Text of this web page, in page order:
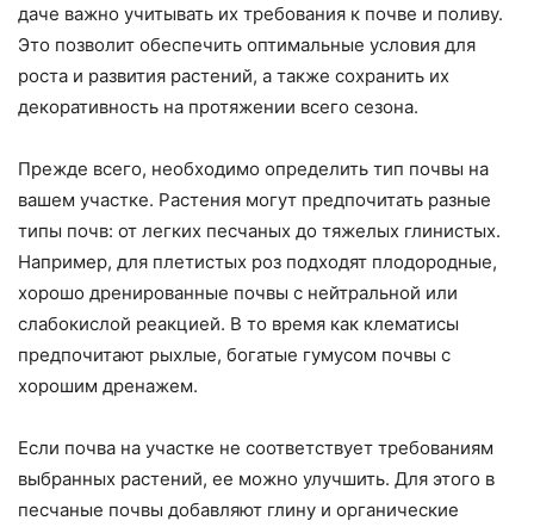
даче важно учитывать их требования к почве и поливу.
Это позволит обеспечить оптимальные условия для
роста и развития растений, а также сохранить их
декоративность на протяжении всего сезона.
Прежде всего, необходимо определить тип почвы на
вашем участке. Растения могут предпочитать разные
типы почв: от легких песчаных до тяжелых глинистых.
Например, для плетистых роз подходят плодородные,
хорошо дренированные почвы с нейтральной или
слабокислой реакцией. В то время как клематисы
предпочитают рыхлые, богатые гумусом почвы с
хорошим дренажем.
Если почва на участке не соответствует требованиям
выбранных растений, ее можно улучшить. Для этого в
песчаные почвы добавляют глину и органические